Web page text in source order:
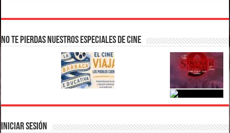
No te pierdas nuestros Especiales de Cine
Iniciar Sesión